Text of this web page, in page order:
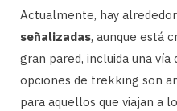
Actualmente, hay
señalizadas, aunque está
gran pared, incluida una vía
opciones de trekking son
para aquellos que viajan a